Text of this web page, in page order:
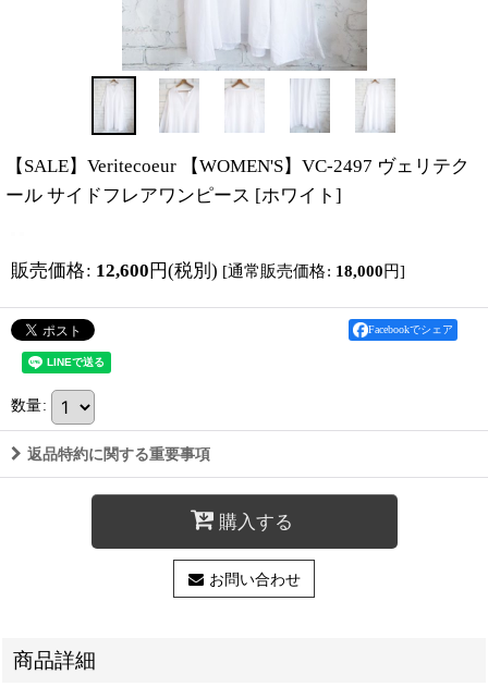
【SALE】Veritecoeur 【WOMEN'S】VC-2497 ヴェリテク
ール サイドフレアワンピース [ホワイト ]
販売価格: 12,600 円(税別) [通常販売価格: 18,000円]
Facebookでシェア
数量:
返品特約に関する重要事項
購入する
お問い合わせ
商品詳細